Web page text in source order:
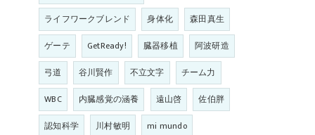
ライフワークブレンド
身体化
森田真生
ゲーテ
GetReady! 臓器移植
阿波研造
弓道
谷川賢作 不立文字
チーム力
WBC
内臓感覚の涵養 遠山啓
佐伯胖
認知科学
川村敏明
mi mundo